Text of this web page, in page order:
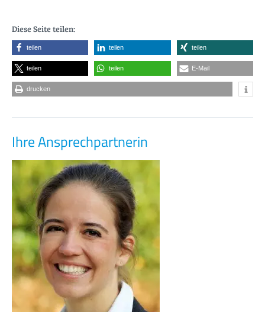
Diese Seite teilen:
teilen teilen teilen
teilen teilen E-Mail
drucken
Ihre Ansprechpartnerin